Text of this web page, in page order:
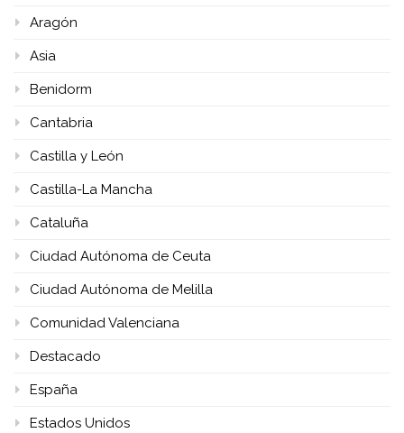
Aragón
Asia
Benidorm
Cantabria
Castilla y León
Castilla-La Mancha
Cataluña
Ciudad Autónoma de Ceuta
Ciudad Autónoma de Melilla
Comunidad Valenciana
Destacado
España
Estados Unidos